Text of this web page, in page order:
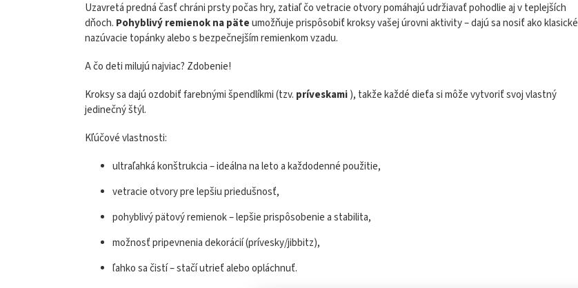
Uzavretá predná časť chráni prsty počas hry, zatiaľ čo vetracie otvory pomáhajú udržiavať pohodlie aj v teplejších
dňoch. Pohyblivý remienok na päteumožňuje prispôsobiť kroksy vašej úrovni aktivity – dajú sa nosiť ako klasické
nazúvacie topánky alebo s bezpečnejším remienkom vzadu.
A čo deti milujú najviac? Zdobenie!
Kroksy sa dajú ozdobiť farebnými špendlíkmi (tzv. príveskami), takže každé dieťa si môže vytvoriť svoj vlastný
jedinečný štýl.
Kľúčové vlastnosti:
ultraľahká konštrukcia – ideálna na leto a každodenné použitie,
vetracie otvory pre lepšiu priedušnosť,
pohyblivý pätový remienok – lepšie prispôsobenie a stabilita,
možnosť pripevnenia dekorácií (prívesky/jibbitz),
ľahko sa čistí – stačí utrieť alebo opláchnuť.